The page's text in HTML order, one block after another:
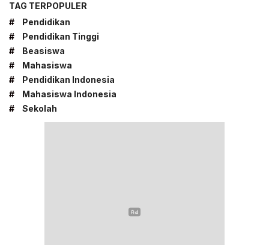
TAG TERPOPULER
#
Pendidikan
#
Pendidikan Tinggi
#
Beasiswa
#
Mahasiswa
#
Pendidikan Indonesia
#
Mahasiswa Indonesia
#
Sekolah